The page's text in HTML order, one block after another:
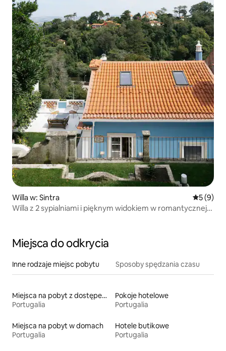
Willa w: Sintra Średnia
5 (9)
Willa z 2 sypialniami i pięknym widokiem w romantycznej
Miejsca do odkrycia
Inne rodzaje miejsc pobytu Sposoby spędzania czasu
Miejsca na pobyt z dostępem do jeziora
Portugalia
Pokoje hotelowe
Portugalia
Miejsca na pobyt w domach
Portugalia
Hotele butikowe
Portugalia